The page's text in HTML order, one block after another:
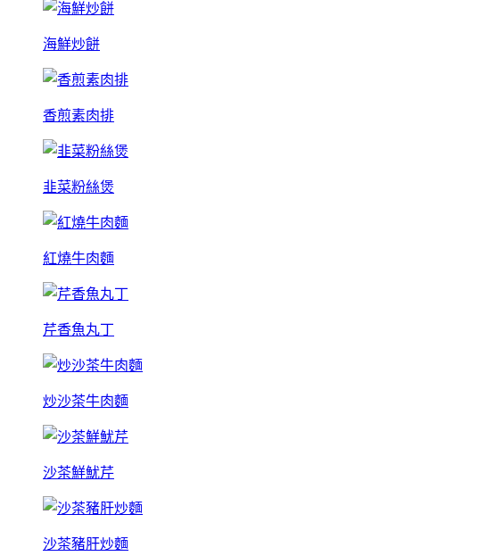
海鮮炒餅
香煎素肉排
韭菜粉絲煲
紅燒牛肉麵
芹香魚丸丁
炒沙茶牛肉麵
沙茶鮮魷芹
沙茶豬肝炒麵